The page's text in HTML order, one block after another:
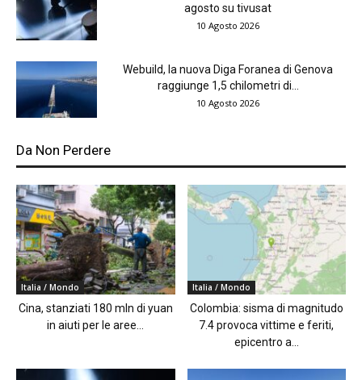
agosto su tivusat
10 Agosto 2026
Webuild, la nuova Diga Foranea di Genova
raggiunge 1,5 chilometri di...
10 Agosto 2026
Da Non Perdere
Italia / Mondo
Cina, stanziati 180 mln di yuan
in aiuti per le aree...
Italia / Mondo
Colombia: sisma di magnitudo
7.4 provoca vittime e feriti,
epicentro a...